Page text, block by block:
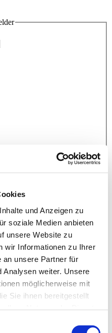
und Anzeigen zu
soziale Medien anbieten
unsere Website zu
wir Informationen zu Ihrer
an unsere Partner für
Analysen weiter. Unsere
möglicherweise mit
Sie ihnen bereitgestellt
Ihrer Nutzung der Dienste
der LernApp?